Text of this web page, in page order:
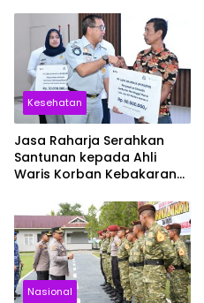
Kesehatan
Jasa Raharja Serahkan
Santunan kepada Ahli
Waris Korban Kebakaran
Nasional